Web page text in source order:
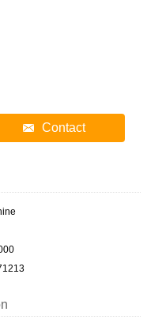
Contact